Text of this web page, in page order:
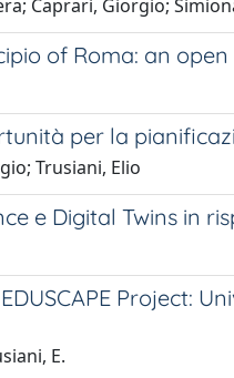
Caprari, Giorgio;
of Roma: an
per la
Trusiani, Elio
e Digital Twins in
Project:
E.